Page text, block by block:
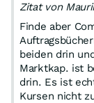
Zitat von
Finde aber
beiden drin
Marktkap. ist
drin. Es ist
Kursen nicht